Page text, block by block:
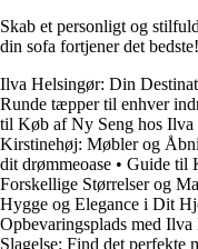
Skab et personligt og
din sofa fortjener det bedste!
Ilva Helsingør: Din
Runde tæpper til enhver
til Køb af Ny Seng hos Ilva
Kirstinehøj: Møbler og
dit drømmeoase • Guide til
Forskellige Størrelser og
Hygge og Elegance i Dit
Opbevaringsplads med
Slagelse: Find det perfekte